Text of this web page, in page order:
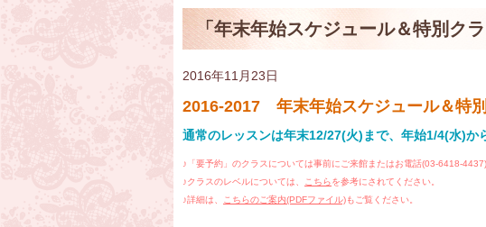
「年末年始スケジュール＆特別ク
2016年11月23日
2016‐2017 年末年始スケジュール＆特
通常のレッスンは年末12/27(火)まで、年始1/4(水)か
♪「要予約」のクラスについては事前にご来館またはお電話(03-6418-4437)
♪クラスのレベルについては、
こちらを参考にされてください。
♪詳細は、
こちらのご案内(PDFファイル)もご覧ください。